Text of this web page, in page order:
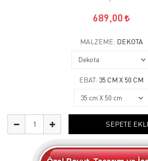
689,00
MALZEME: DEKOTA
EBAT: 35 CM X 50 CM
SEPETE